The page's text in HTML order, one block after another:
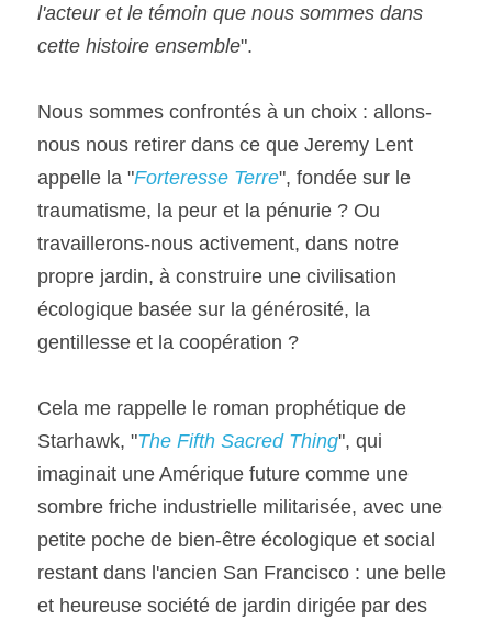
l'acteur et le témoin que nous sommes dans
cette histoire ensemble".
Nous sommes confrontés à un choix : allons-
nous nous retirer dans ce que Jeremy Lent
appelle la "Forteresse Terre", fondée sur le
traumatisme, la peur et la pénurie ? Ou
travaillerons-nous activement, dans notre
propre jardin, à construire une civilisation
écologique basée sur la générosité, la
gentillesse et la coopération ?
Cela me rappelle le roman prophétique de
Starhawk, "The Fifth Sacred Thing", qui
imaginait une Amérique future comme une
sombre friche industrielle militarisée, avec une
petite poche de bien-être écologique et social
restant dans l'ancien San Francisco : une belle
et heureuse société de jardin dirigée par des